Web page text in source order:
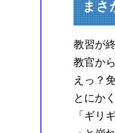
ま
教習が
教官か
えっ？
とにか
「ギリ